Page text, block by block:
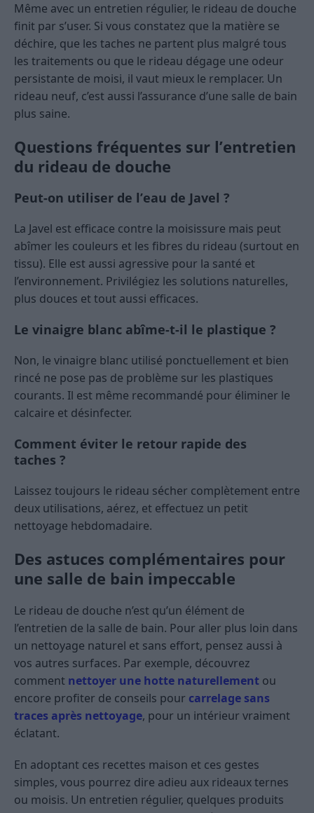
Même avec un entretien régulier, le rideau de douche
finit par s’user. Si vous constatez que la matière se
déchire, que les taches ne partent plus malgré tous
les traitements ou que le rideau dégage une odeur
persistante de moisi, il vaut mieux le remplacer. Un
rideau neuf, c’est aussi l’assurance d’une salle de bain
plus saine.
Questions fréquentes sur l’entretien
du rideau de douche
Peut-on utiliser de l’eau de Javel ?
La Javel est efficace contre la moisissure mais peut
abîmer les couleurs et les fibres du rideau (surtout en
tissu). Elle est aussi agressive pour la santé et
l’environnement. Privilégiez les solutions naturelles,
plus douces et tout aussi efficaces.
Le vinaigre blanc abîme-t-il le plastique ?
Non, le vinaigre blanc utilisé ponctuellement et bien
rincé ne pose pas de problème sur les plastiques
courants. Il est même recommandé pour éliminer le
calcaire et désinfecter.
Comment éviter le retour rapide des
taches ?
Laissez toujours le rideau sécher complètement entre
deux utilisations, aérez, et effectuez un petit
nettoyage hebdomadaire.
Des astuces complémentaires pour
une salle de bain impeccable
Le rideau de douche n’est qu’un élément de
l’entretien de la salle de bain. Pour aller plus loin dans
un nettoyage naturel et sans effort, pensez aussi à
vos autres surfaces. Par exemple, découvrez
comment nettoyer une hotte naturellement ou
encore profiter de conseils pour carrelage sans
traces après nettoyage, pour un intérieur vraiment
éclatant.
En adoptant ces recettes maison et ces gestes
simples, vous pourrez dire adieu aux rideaux ternes
ou moisis. Un entretien régulier, quelques produits